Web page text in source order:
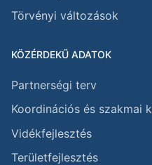
Törvényi változások
KÖZÉRDEKŰ ADATOK
Partnerségi terv
Koordinációs és szakmai
Vidékfejlesztés
Területfejlesztés